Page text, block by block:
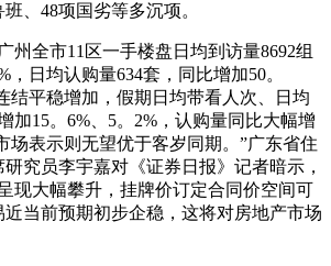
、48项国劣等多沉项。
全市11区一手楼盘日均到访量8692组
，日均认购量634套，同比增加50。
结平稳增加，假期日均带看人次、日均
加15。6%、5。2%，认购量同比大幅增
场表示则无望优于客岁同期。”广东省住
究员李宇嘉对《证券日报》记者暗示，
现大幅攀升，挂牌价订定合同价空间可
当前预期初步企稳，这将对房地产市场